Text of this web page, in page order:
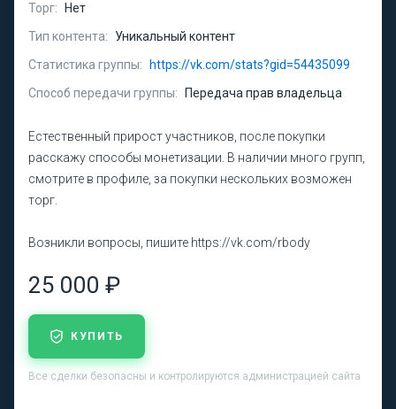
Торг:
Нет
Тип контента:
Уникальный контент
Статистика группы:
https://vk.com/stats?gid=54435099
Способ передачи группы:
Передача прав владельца
Естественный прирост участников, после покупки
расскажу способы монетизации. В наличии много групп,
смотрите в профиле, за покупки нескольких возможен
торг.
Возникли вопросы, пишите https://vk.com/rbody
25 000 ₽
КУПИТЬ
Все сделки безопасны и контролируются администрацией сайта